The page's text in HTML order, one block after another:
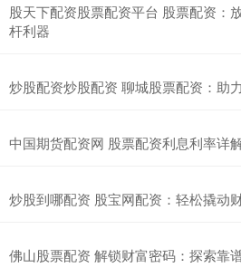
股天下配资股票配资平台 股票配资：
杆利器
炒股配资炒股配资 聊城股票配资：助
中国期货配资网 股票配资利息利率详
炒股到哪配资 股宝网配资：轻松撬动
佛山股票配资 解锁财富密码：探索靠